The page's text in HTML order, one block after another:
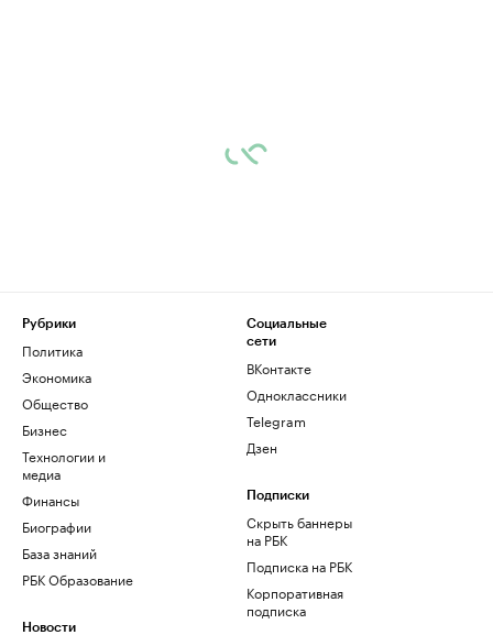
Рубрики
Политика
Экономика
Общество
Бизнес
Технологии и
медиа
Финансы
Биографии
База знаний
РБК Образование
Новости
Социальные
сети
ВКонтакте
Одноклассники
Telegram
Дзен
Подписки
Скрыть баннеры
на РБК
Подписка на РБК
Корпоративная
подписка